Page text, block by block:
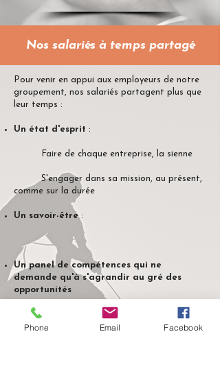
Nos salariés à temps partagé
Pour venir en appui aux employeurs de notre
groupement, nos salariés partagent plus que
leur temps :
Un état d'esprit :​
Faire de chaque entreprise, la sienne
S'engager dans sa mission, au présent,
comme sur la durée​
Un savoir-être:​
Un panel de compétences qui ne
demande qu'à s'agrandir au gré des
opportunités
Phone Email Facebook